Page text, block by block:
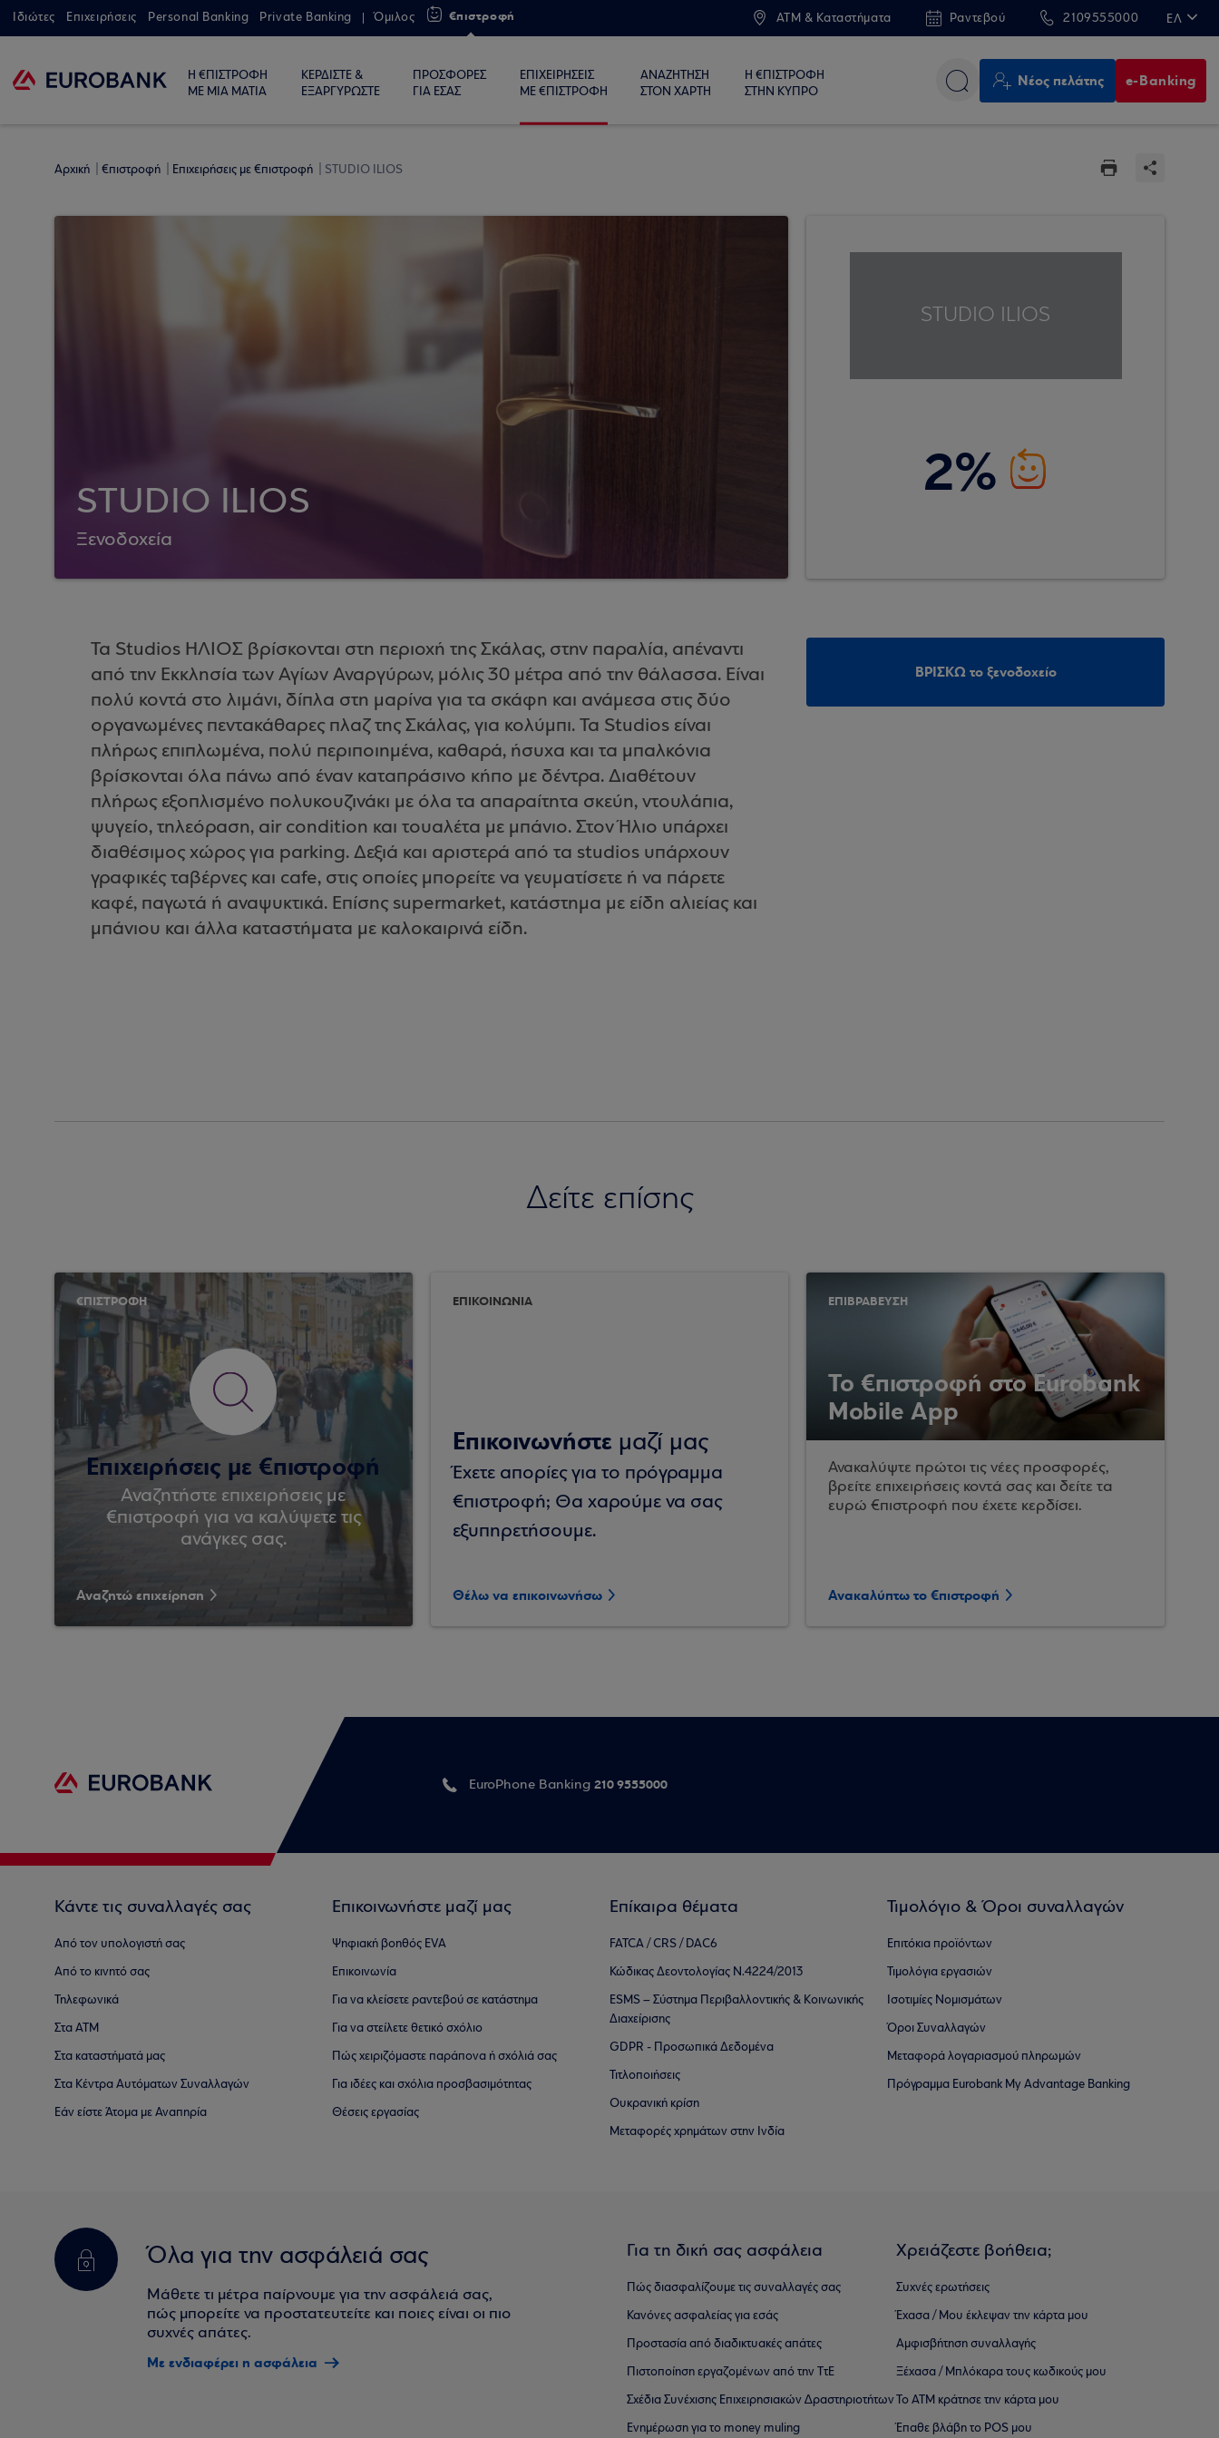
Ιδιώτες Επιχειρήσεις Personal Banking Private Banking Όμιλος €πιστροφή ATM & Καταστήματα Ραντεβού 2109555000 ΕΛ
Η €ΠΙΣΤΡΟΦΗ
ΜΕ ΜΙΑ ΜΑΤΙΑ
ΚΕΡΔΙΣΤΕ &
ΕΞΑΡΓΥΡΩΣΤΕ
ΠΡΟΣΦΟΡΕΣ
ΓΙΑ ΕΣΑΣ
ΕΠΙΧΕΙΡΗΣΕΙΣ
ΜΕ €ΠΙΣΤΡΟΦΗ
ΑΝΑΖΗΤΗΣΗ
ΣΤΟΝ ΧΑΡΤΗ
Η €ΠΙΣΤΡΟΦΗ
ΣΤΗΝ ΚΥΠΡΟ
Νέος πελάτης e-Banking
Αρχική €πιστροφή Επιχειρήσεις με €πιστροφή STUDIO ILIOS
Ξενοδοχεία
STUDIO ILIOS
STUDIO ILIOS
2%
Τα Studios ΗΛΙΟΣ βρίσκονται στη περιοχή της Σκάλας, στην παραλία, απέναντι
από την Εκκλησία των Αγίων Αναργύρων, μόλις 30 μέτρα από την θάλασσα. Είναι
πολύ κοντά στο λιμάνι, δίπλα στη μαρίνα για τα σκάφη και ανάμεσα στις δύο
οργανωμένες πεντακάθαρες πλαζ της Σκάλας, για κολύμπι. Τα Studios είναι
πλήρως επιπλωμένα, πολύ περιποιημένα, καθαρά, ήσυχα και τα μπαλκόνια
βρίσκονται όλα πάνω από έναν καταπράσινο κήπο με δέντρα. Διαθέτουν
πλήρως εξοπλισμένο πολυκουζινάκι με όλα τα απαραίτητα σκεύη, ντουλάπια,
ψυγείο, τηλεόραση, air condition και τουαλέτα με μπάνιο. Στον Ήλιο υπάρχει
διαθέσιμος χώρος για parking. Δεξιά και αριστερά από τα studios υπάρχουν
γραφικές ταβέρνες και cafe, στις οποίες μπορείτε να γευματίσετε ή να πάρετε
καφέ, παγωτά ή αναψυκτικά. Επίσης supermarket, κατάστημα με είδη αλιείας και
μπάνιου και άλλα καταστήματα με καλοκαιρινά είδη.
ΒΡΙΣΚΩ το ξενοδοχείο
Δείτε επίσης
€ΠΙΣΤΡΟΦΗ
Επιχειρήσεις με €πιστροφή
Αναζητήστε επιχειρήσεις με
€πιστροφή για να καλύψετε τις
ανάγκες σας.
Αναζητώ επιχείρηση
ΕΠΙΚΟΙΝΩΝΙΑ
Επικοινωνήστε μαζί μας
Έχετε απορίες για το πρόγραμμα
€πιστροφή; Θα χαρούμε να σας
εξυπηρετήσουμε.
Θέλω να επικοινωνήσω
ΕΠΙΒΡΑΒΕΥΣΗ
Το €πιστροφή στο Eurobank
Mobile App
Ανακαλύψτε πρώτοι τις νέες προσφορές,
βρείτε επιχειρήσεις κοντά σας και δείτε τα
ευρώ €πιστροφή που έχετε κερδίσει.
Ανακαλύπτω το €πιστροφή
EuroPhone Banking 210 9555000
Κάντε τις συναλλαγές σας
Από τον υπολογιστή σας
Από το κινητό σας
Τηλεφωνικά
Στα ΑΤΜ
Στα καταστήματά μας
Στα Κέντρα Αυτόματων Συναλλαγών
Εάν είστε Άτομα με Αναπηρία
Επικοινωνήστε μαζί μας
Ψηφιακή βοηθός EVA
Επικοινωνία
Για να κλείσετε ραντεβού σε κατάστημα
Για να στείλετε θετικό σχόλιο
Πώς χειριζόμαστε παράπονα ή σχόλιά σας
Για ιδέες και σχόλια προσβασιμότητας
Θέσεις εργασίας
Επίκαιρα θέματα
FATCA / CRS / DAC6
Κώδικας Δεοντολογίας Ν.4224/2013
ESMS – Σύστημα Περιβαλλοντικής & Κοινωνικής
Διαχείρισης
GDPR - Προσωπικά Δεδομένα
Τιτλοποιήσεις
Ουκρανική κρίση
Μεταφορές χρημάτων στην Ινδία
Τιμολόγιο & Όροι συναλλαγών
Επιτόκια προϊόντων
Τιμολόγια εργασιών
Ισοτιμίες Νομισμάτων
Όροι Συναλλαγών
Μεταφορά λογαριασμού πληρωμών
Πρόγραμμα Eurobank My Advantage Banking
Όλα για την ασφάλειά σας
Μάθετε τι μέτρα παίρνουμε για την ασφάλειά σας,
πώς μπορείτε να προστατευτείτε και ποιες είναι οι πιο
συχνές απάτες.
Με ενδιαφέρει η ασφάλεια
Για τη δική σας ασφάλεια
Πώς διασφαλίζουμε τις συναλλαγές σας
Κανόνες ασφαλείας για εσάς
Προστασία από διαδικτυακές απάτες
Πιστοποίηση εργαζομένων από την ΤτΕ
Σχέδια Συνέχισης Επιχειρησιακών ∆ραστηριοτήτων
Ενημέρωση για το money muling
Χρειάζεστε βοήθεια;
Συχνές ερωτήσεις
Έχασα / Μου έκλεψαν την κάρτα μου
Αμφισβήτηση συναλλαγής
Ξέχασα / Μπλόκαρα τους κωδικούς μου
Το ΑΤΜ κράτησε την κάρτα μου
Έπαθε βλάβη το POS μου